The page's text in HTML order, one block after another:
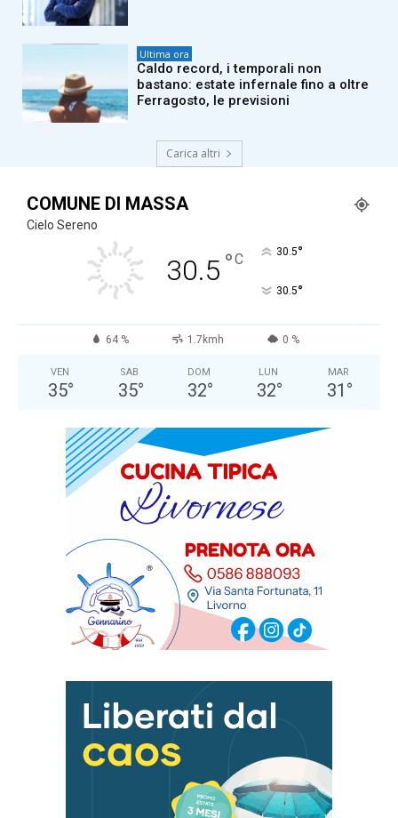
Ultima ora
Caldo record, i temporali non
bastano: estate infernale fino a oltre
Ferragosto, le previsioni
Carica altri
COMUNE DI MASSA
Cielo Sereno
30.5 °C 30.5°
30.5°
64 % 1.7kmh 0 %
VEN
35°
SAB
35°
DOM
32°
LUN
32°
MAR
31 °